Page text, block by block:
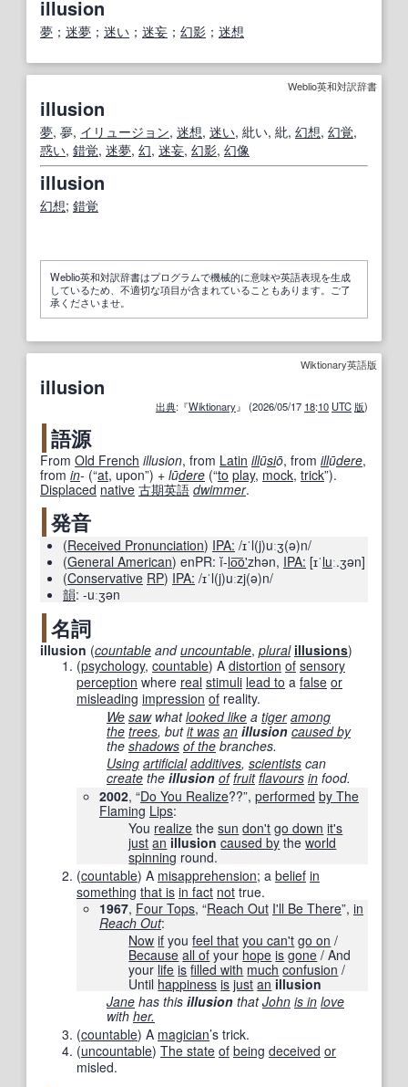
illusion
夢 ； 迷夢 ； 迷い ； 迷妄 ； 幻影 ； 迷想
Weblio英和対訳辞書
illusion
夢, 夣, イリュージョン, 迷想, 迷い, 紕い, 紕, 幻想, 幻覚,
惑い, 錯覚, 迷夢, 幻, 迷妄, 幻影, 幻像
illusion
幻想; 錯覚
Weblio英和対訳辞書はプログラムで機械的に意味や英語表現を生成
しているため、不適切な項目が含まれていることもあります。ご了
承くださいませ。
Wiktionary英語版
illusion
出典:『Wiktionary』 (2026/05/17 18:10 UTC 版)
語源
From Old French illusion, from Latin illūsiō, from illūdere,
from in- (“at, upon”) + lūdere (“to play, mock, trick”).
Displaced native 古期英語 dwimmer.
発音
(Received Pronunciation) IPA: /ɪˈl(j)uːʒ(ə)n/
(General American) enPR:ĭ-loo'zhən, IPA: [ɪˈluː.ʒən]
(Conservative RP) IPA: /ɪˈl(j)uːzj(ə)n/
韻: -uːʒən
名詞
illusion (countable anduncountable, plural illusions)
(psychology, countable) A distortion of sensory
perception where real stimuli lead to a false or
misleading impression of reality.
We sawwhatlooked like a tiger among
the trees, butit was an illusion caused by
the shadows of the branches.
Using artificial additives, scientists can
create the illusion of fruit flavours in food.
2002, “Do You Realize??”, performed by The
Flaming Lips:
You realize thesun don't go down it's
just an illusion caused by theworld
spinning round.
(countable) A misapprehension; a belief in
something that is in fact not true.
1967, Four Tops, “Reach Out I'll Be There”, in
Reach Out:
Now if youfeel that you can't go on /
Because all of your hope is gone / And
your life is filled with much confusion /
Until happiness is just an illusion
Jane has this illusion thatJohn is in love
with her.
(countable) A magician’s trick.
(uncountable) The state of being deceived or
misled.